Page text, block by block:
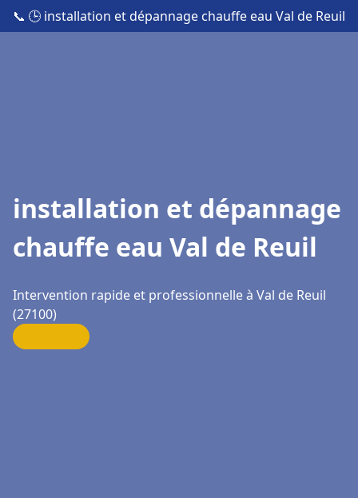
📞 🕒 installation et dépannage chauffe eau Val de Reuil
installation et dépannage
chauffe eau Val de Reuil
Intervention rapide et professionnelle à Val de Reuil
(27100)